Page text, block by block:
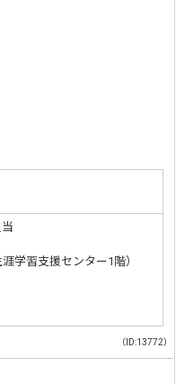
学習支援センター1階）
（ID:13772）